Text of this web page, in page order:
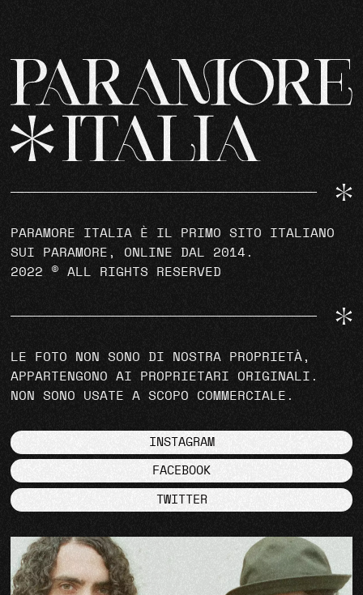
PARAMORE ITALIA È IL PRIMO SITO ITALIANO
SUI PARAMORE, ONLINE DAL 2014.
2022 © ALL RIGHTS RESERVED
LE FOTO NON SONO DI NOSTRA PROPRIETÀ,
APPARTENGONO AI PROPRIETARI ORIGINALI.
NON SONO USATE A SCOPO COMMERCIALE.
INSTAGRAM
FACEBOOK
TWITTER